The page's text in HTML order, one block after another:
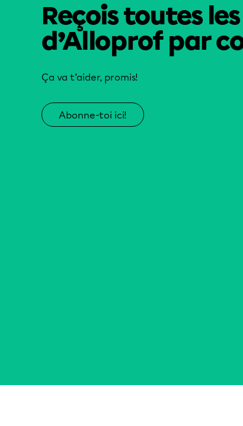
Reçois toutes
d’Alloprof par
Ça va t’aider, promis!
Abonne-toi ici!